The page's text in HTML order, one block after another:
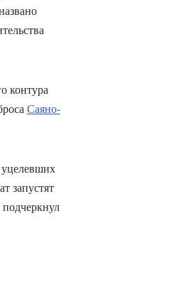
контура
Саяно-
запустят